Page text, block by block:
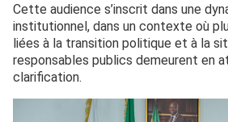
Cette audience s’inscrit dans une
institutionnel, dans un contexte où
liées à la transition politique et à la
responsables publics demeurent en
clarification.